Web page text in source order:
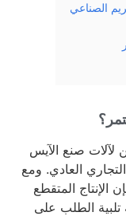
الصناعي
لآلات صنع الآيس
العادي. ومع
الإنتاج المتقطع
تلبية الطلب على